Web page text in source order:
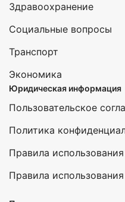
Здравоохранение
Социальные вопросы
Транспорт
Экономика
Юридическая информация
Пользовательское
Политика
Правила
Правила